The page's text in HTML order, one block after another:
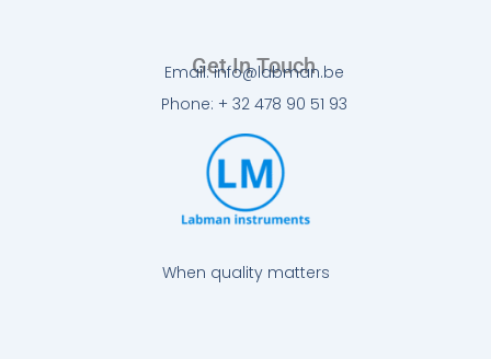
When quality matters
Get In Touch
Email: info@labman.be
Phone: + 32 478 90 51 93